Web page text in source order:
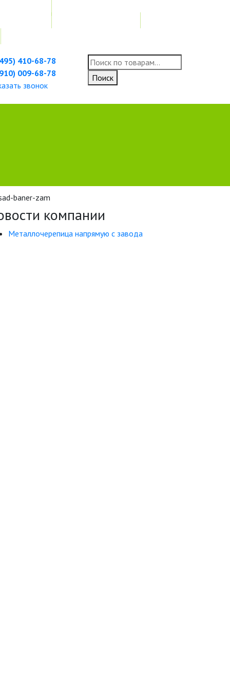
410-68-78
009-68-78
звонок
Искать:
Поиск
компании
Металлочерепица напрямую с завода